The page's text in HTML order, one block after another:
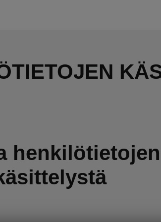
henkilötietojen